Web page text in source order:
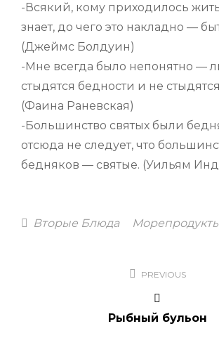
-Всякий, кому приходилось
знает, до чего это накладно —
(Джеймс Болдуин)
-Мне всегда было непонятно —
стыдятся бедности и не стыдятся
(Фаина Раневская)
-Большинство святых были
отсюда не следует, что
бедняков — святые. (Уильям
Categories
Вторые Блюда
Навигация
PREVIOUS
Рыбный бульон